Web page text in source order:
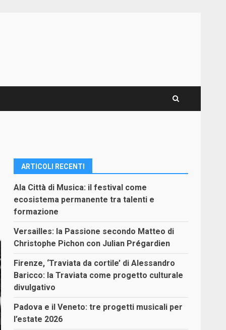
ARTICOLI RECENTI
Ala Città di Musica: il festival come
ecosistema permanente tra talenti e
formazione
Versailles: la Passione secondo Matteo di
Christophe Pichon con Julian Prégardien
Firenze, ‘Traviata da cortile’ di Alessandro
Baricco: la Traviata come progetto culturale
divulgativo
Padova e il Veneto: tre progetti musicali per
l’estate 2026